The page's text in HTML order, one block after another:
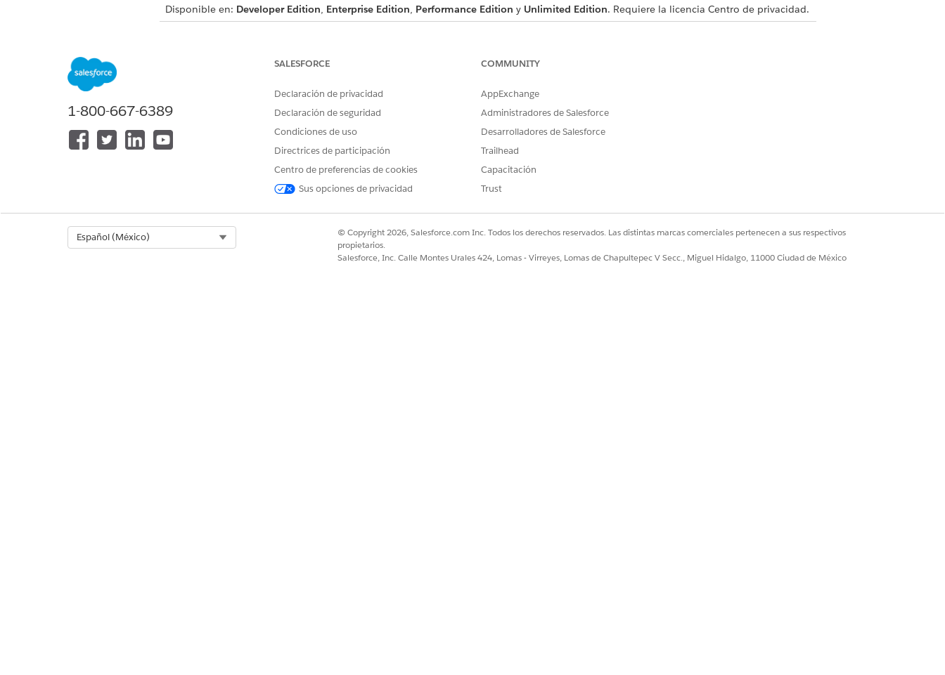
Disponible en: Developer Edition, Enterprise Edition, Performance Edition y Unlimited Edition. Requiere la licencia Centro de privacidad.
Para crear, modificar y programar políticas de privacidad: Gestionar políticas de Centro de privacidad
Si sus trabajos de privacidad fallan debido a errores de tiempo de espera o límites del sistema, reduzca el tamaño del lote
para procesar menos registros a la vez. Puede establecer este valor de 1 a 2.000.
En Centro de privacidad, vaya a la ficha
Abra la página que contiene parámetros de tamaño de lote.
Para una nueva política, vaya a la página Agregar objeto.
Para una política existente, seleccione
En el campo Tamaño de lote, ingrese un número del 1 al 2.000.
Guarde sus cambios.
1-800-667-6389
SALESFORCE
Declaración de privacidad
Declaración de seguridad
Condiciones de uso
Directrices de participación
Centro de preferencias de cookies
Sus opciones de privacidad
COMMUNITY
AppExchange
Administradores de Salesforce
Desarrolladores de Salesforce
Trailhead
Capacitación
Trust
Español (México)
© Copyright 2026, Salesforce.com Inc. Todos los derechos reservados. Las distintas marcas comerciales pertenecen a sus respectivos
propietarios.
Salesforce, Inc. Calle Montes Urales 424, Lomas - Virreyes, Lomas de Chapultepec V Secc., Miguel Hidalgo, 11000 Ciudad de México